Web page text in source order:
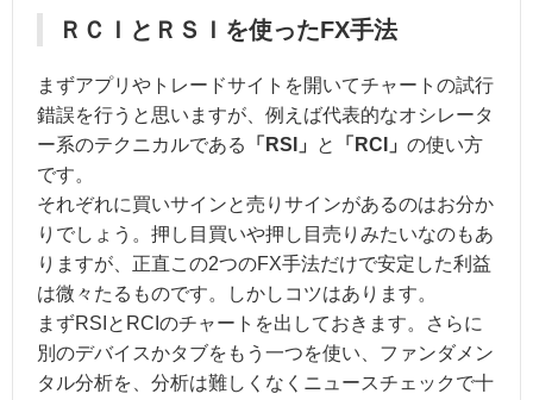
ＲＣＩとＲＳＩを使ったFX手法
まずアプリやトレードサイトを開いてチャートの試行
錯誤を行うと思いますが、例えば代表的なオシレータ
ー系のテクニカルである
「RSI」 と 「RCI」 の使い方
です。
それぞれに買いサインと売りサインがあるのはお分か
りでしょう。押し目買いや押し目売りみたいなのもあ
りますが、正直この2つのFX手法だけで安定した利益
は微々たるものです。しかしコツはあります。
まずRSIとRCIのチャートを出しておきます。さらに
別のデバイスかタブをもう一つを使い、ファンダメン
タル分析を、分析は難しくなくニュースチェックで十